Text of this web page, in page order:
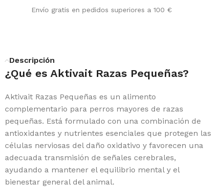
Envío gratis en pedidos superiores a 100 €
Descripción
¿Qué es Aktivait Razas Pequeñas?
Aktivait Razas Pequeñas es un alimento
complementario para perros mayores de razas
pequeñas. Está formulado con una combinación de
antioxidantes y nutrientes esenciales que protegen las
células nerviosas del daño oxidativo y favorecen una
adecuada transmisión de señales cerebrales,
ayudando a mantener el equilibrio mental y el
bienestar general del animal.